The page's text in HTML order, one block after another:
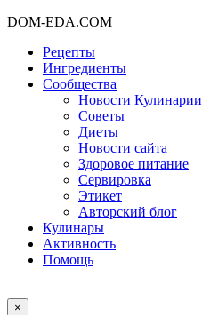
DOM-EDA.COM
Рецепты
Ингредиенты
Сообщества
Новости Кулинарии
Советы
Диеты
Новости сайта
Здоровое питание
Сервировка
Этикет
Авторский блог
Кулинары
Активность
Помощь
×